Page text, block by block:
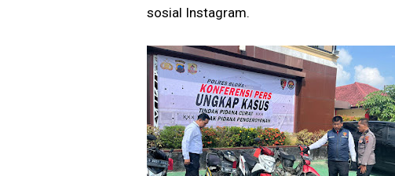
sosial Instagram.